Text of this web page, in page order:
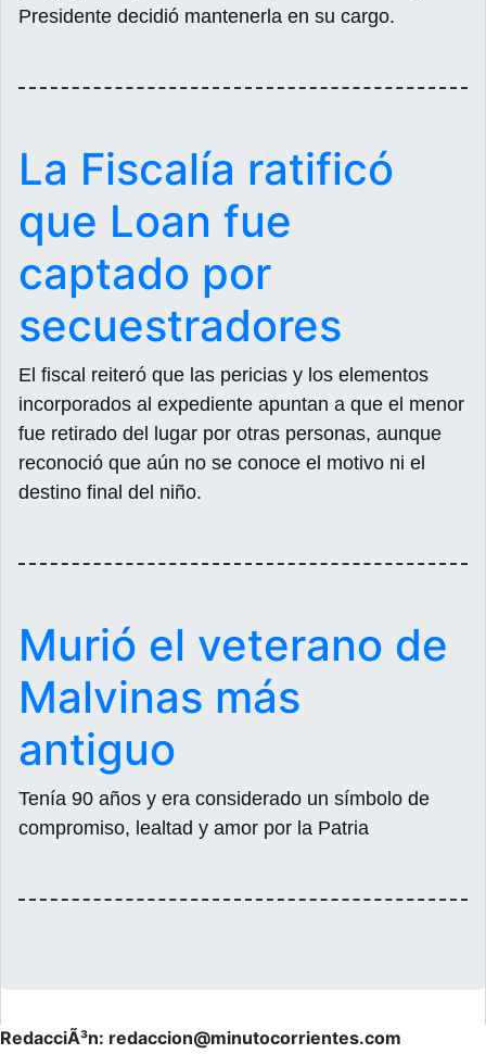
Presidente decidió mantenerla en su cargo.
La Fiscalía ratificó
que Loan fue
captado por
secuestradores
El fiscal reiteró que las pericias y los elementos
incorporados al expediente apuntan a que el menor
fue retirado del lugar por otras personas, aunque
reconoció que aún no se conoce el motivo ni el
destino final del niño.
Murió el veterano de
Malvinas más
antiguo
Tenía 90 años y era considerado un símbolo de
compromiso, lealtad y amor por la Patria
RedacciÃ³n: redaccion@minutocorrientes.com